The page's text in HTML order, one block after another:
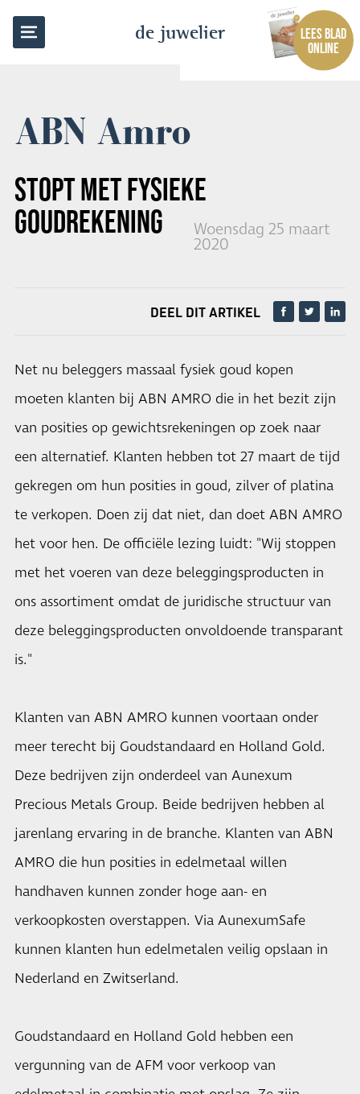
de juwelier
LEES BLAD
ONLINE
ABN Amro
STOPT MET FYSIEKE
GOUDREKENING
Woensdag 25 maart
2020
TERUG NAAR OVERZICHT
DEEL DIT ARTIKEL
Net nu beleggers massaal fysiek goud kopen
moeten klanten bij ABN AMRO die in het bezit zijn
van posities op gewichtsrekeningen op zoek naar
een alternatief. Klanten hebben tot 27 maart de tijd
gekregen om hun posities in goud, zilver of platina
te verkopen. Doen zij dat niet, dan doet ABN AMRO
het voor hen. De officiële lezing luidt: "Wij stoppen
met het voeren van deze beleggingsproducten in
ons assortiment omdat de juridische structuur van
deze beleggingsproducten onvoldoende transparant
is."
Klanten van ABN AMRO kunnen voortaan onder
meer terecht bij Goudstandaard en Holland Gold.
Deze bedrijven zijn onderdeel van Aunexum
Precious Metals Group. Beide bedrijven hebben al
jarenlang ervaring in de branche. Klanten van ABN
AMRO die hun posities in edelmetaal willen
handhaven kunnen zonder hoge aan- en
verkoopkosten overstappen. Via AunexumSafe
kunnen klanten hun edelmetalen veilig opslaan in
Nederland en Zwitserland.
Goudstandaard en Holland Gold hebben een
vergunning van de AFM voor verkoop van